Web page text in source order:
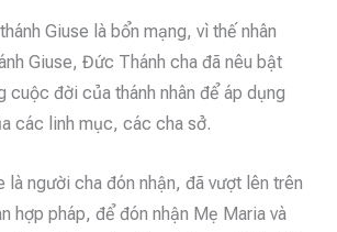
Giuse là bổn mạng, vì thế nhân
Giuse, Đức Thánh cha đã nêu bật
cuộc đời của thánh nhân để áp dụng
các linh mục, các cha sở.
là người cha đón nhận, đã vượt lên trên
hợp pháp, để đón nhận Mẹ Maria và